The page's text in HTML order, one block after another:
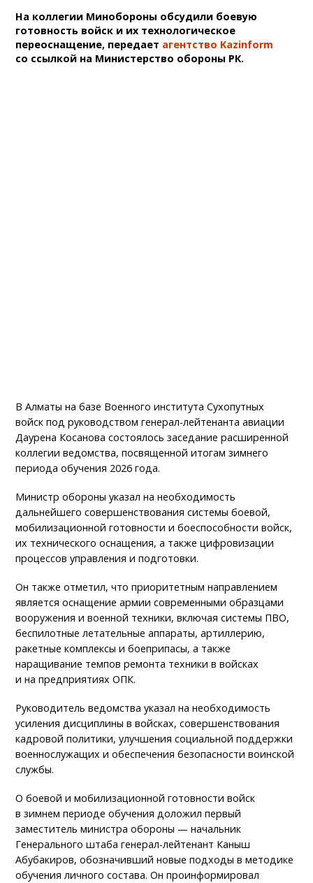
На коллегии Минобороны обсудили боевую
готовность войск и их технологическое
переоснащение, передает агентство Kazinform
со ссылкой на Министерство обороны РК.
В Алматы на базе Военного института Сухопутных
войск под руководством генерал-лейтенанта авиации
Даурена Косанова состоялось заседание расширенной
коллегии ведомства, посвященной итогам зимнего
периода обучения 2026 года.
Министр обороны указал на необходимость
дальнейшего совершенствования системы боевой,
мобилизационной готовности и боеспособности войск,
их технического оснащения, а также цифровизации
процессов управления и подготовки.
Он также отметил, что приоритетным направлением
является оснащение армии современными образцами
вооружения и военной техники, включая системы ПВО,
беспилотные летательные аппараты, артиллерию,
ракетные комплексы и боеприпасы, а также
наращивание темпов ремонта техники в войсках
и на предприятиях ОПК.
Руководитель ведомства указал на необходимость
усиления дисциплины в войсках, совершенствования
кадровой политики, улучшения социальной поддержки
военнослужащих и обеспечения безопасности воинской
службы.
О боевой и мобилизационной готовности войск
в зимнем периоде обучения доложил первый
заместитель министра обороны — начальник
Генерального штаба генерал-лейтенант Каныш
Абубакиров, обозначивший новые подходы в методике
обучения личного состава. Он проинформировал